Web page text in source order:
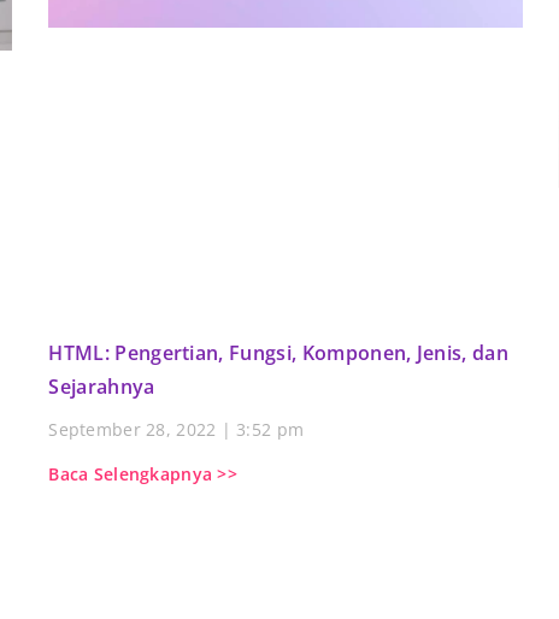
HTML: Pengertian, Fungsi, Komponen, Jenis, dan
Sejarahnya
September 28, 2022
3:52 pm
Baca Selengkapnya >>